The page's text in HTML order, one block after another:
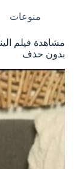
منوعات
بدون حذف